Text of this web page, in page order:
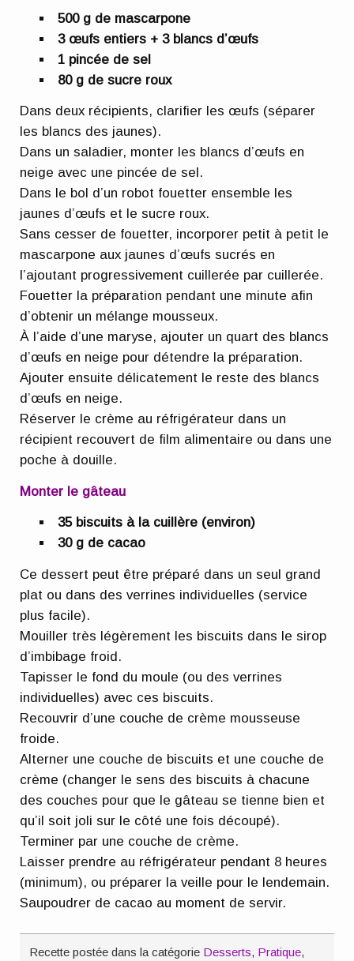
500 g de mascarpone
3 œufs entiers + 3 blancs d’œufs
1 pincée de sel
80 g de sucre roux
Dans deux récipients, clarifier les œufs (séparer
les blancs des jaunes).
Dans un saladier, monter les blancs d’œufs en
neige avec une pincée de sel.
Dans le bol d’un robot fouetter ensemble les
jaunes d’œufs et le sucre roux.
Sans cesser de fouetter, incorporer petit à petit le
mascarpone aux jaunes d’œufs sucrés en
l’ajoutant progressivement cuillerée par cuillerée.
Fouetter la préparation pendant une minute afin
d’obtenir un mélange mousseux.
À l’aide d’une maryse, ajouter un quart des blancs
d’œufs en neige pour détendre la préparation.
Ajouter ensuite délicatement le reste des blancs
d’œufs en neige.
Réserver le crème au réfrigérateur dans un
récipient recouvert de film alimentaire ou dans une
poche à douille.
Monter le gâteau
35 biscuits à la cuillère (environ)
30 g de cacao
Ce dessert peut être préparé dans un seul grand
plat ou dans des verrines individuelles (service
plus facile).
Mouiller très légèrement les biscuits dans le sirop
d’imbibage froid.
Tapisser le fond du moule (ou des verrines
individuelles) avec ces biscuits.
Recouvrir d’une couche de crème mousseuse
froide.
Alterner une couche de biscuits et une couche de
crème (changer le sens des biscuits à chacune
des couches pour que le gâteau se tienne bien et
qu’il soit joli sur le côté une fois découpé).
Terminer par une couche de crème.
Laisser prendre au réfrigérateur pendant 8 heures
(minimum), ou préparer la veille pour le lendemain.
Saupoudrer de cacao au moment de servir.
Recette postée dans la catégorie Desserts, Pratique,